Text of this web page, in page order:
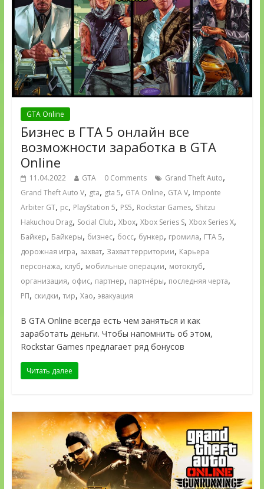
GTA Online
Бизнес в ГТА 5 онлайн все
возможности заработка в GTA
Online
11.04.2022 GTA 0 Comments Grand Theft Auto,
Grand Theft Auto V, gta, gta 5, GTA Online, GTA V, Imponte
Arbiter GT, pc, PlayStation 5, PS5, Rockstar Games, Shitzu
Hakuchou Drag, Social Club, Xbox, Xbox Series S, Xbox Series X,
Байкер, Байкеры, бизнес, босс, бункер, громила, ГТА 5,
дорожная игра, захват, Захват территории, Карьера
персонажа, клуб, мобильные операции, мотоклуб,
организация, офис, партнер, партнёры, последняя черта,
РП, скидки, тир, Хао, эвакуация
В GTA Online всегда есть чем заняться и как
заработать деньги. Чтобы напомнить об этом,
Rockstar Games предлагает ряд бонусов
Читать далее